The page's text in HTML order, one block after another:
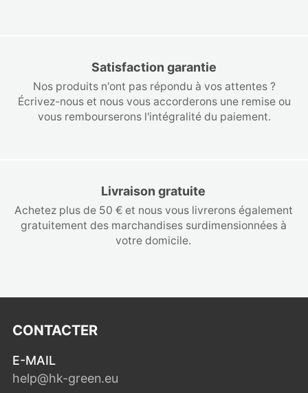
Satisfaction garantie
Nos produits n'ont pas répondu à vos attentes ?
Écrivez-nous et nous vous accorderons une remise ou
vous rembourserons l'intégralité du paiement.
Livraison gratuite
Achetez plus de 50 € et nous vous livrerons également
gratuitement des marchandises surdimensionnées à
votre domicile.
CONTACTER
E-MAIL
help@hk-green.eu